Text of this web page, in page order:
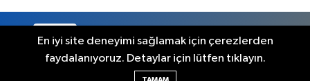
RSS Copyright © 2012. Her hakkı saklıdır.
Haber Yazılımı:
En iyi site deneyimi sağlamak için çerezlerden
faydalanıyoruz. Detaylar için lütfen tıklayın.